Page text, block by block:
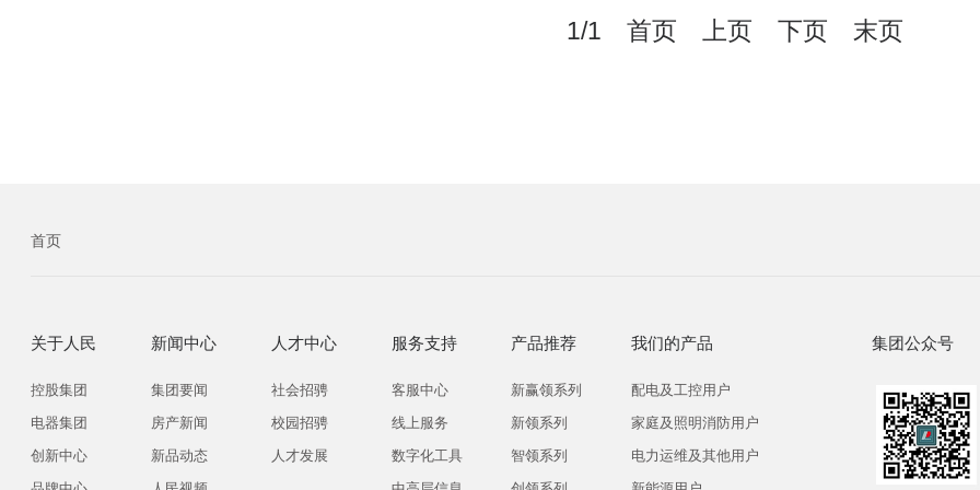
1/1 首页 上页 下页 末页
首页
关于人民
控股集团
电器集团
创新中心
新闻中心
集团要闻
房产新闻
新品动态
人才中心
社会招骋
校园招骋
人才发展
服务支持
客服中心
线上服务
数字化工具
产品推荐
新赢领系列
新领系列
智领系列
我们的产品
配电及工控用户
家庭及照明消防用户
电力运维及其他用户
集团公众号